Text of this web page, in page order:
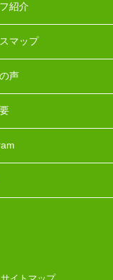
紹介
マップ
声